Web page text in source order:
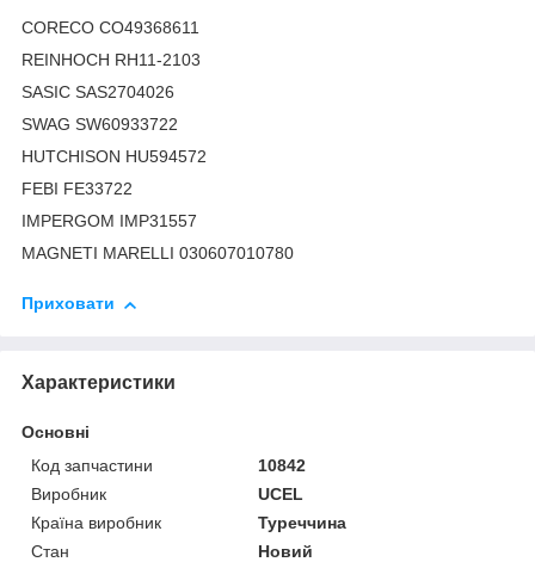
CORECO CO49368611
REINHOCH RH11-2103
SASIC SAS2704026
SWAG SW60933722
HUTCHISON HU594572
FEBI FE33722
IMPERGOM IMP31557
MAGNETI MARELLI 030607010780
Приховати
Характеристики
Основні
Код запчастини
10842
Виробник
UCEL
Країна виробник
Туреччина
Стан
Новий